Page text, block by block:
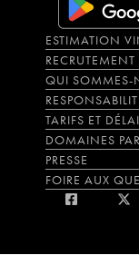
ESTIMATION
RECRUTEMENT
QUI SOMMES-
TARIFS ET
DOMAINES
PRESSE
FOIRE AUX